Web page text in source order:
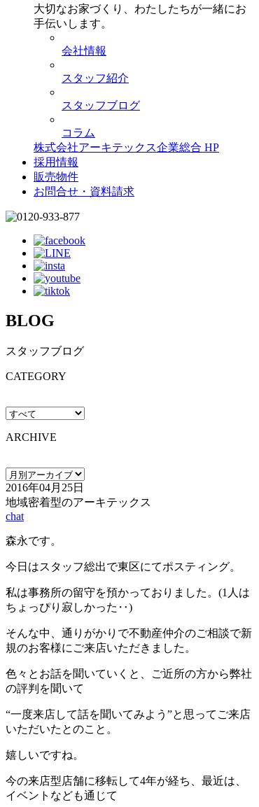
大切なお家づくり、わたしたちが一緒にお
手伝いします。
会社情報
スタッフ紹介
スタッフブログ
コラム
株式会社アーキテックス企業総合 HP
採用情報
販売物件
お問合せ・資料請求
BLOG
スタッフブログ
CATEGORY
ARCHIVE
2016年04月25日
地域密着型のアーキテックス
chat
森永です。
今日はスタッフ総出で東区にてポスティング。
私は事務所の留守を預かっておりました。(1人は
ちょっぴり寂しかった‥)
そんな中、通りがかりで不動産仲介のご相談で新
規のお客様にご来店いただきました。
色々とお話を聞いていくと、ご近所の方から弊社
の評判を聞いて
“一度来店して話を聞いてみよう”と思ってご来店
いただいたとのこと。
嬉しいですね。
今の来店型店舗に移転して4年が経ち、最近は、
イベントなども通じて